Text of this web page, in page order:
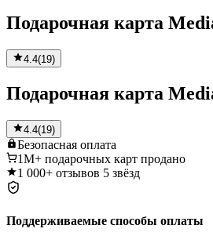
Подарочная карта
4.4(19)
Подарочная карта
4.4(19)
Безопасная оплата
1M+ подарочных карт продано
1 000+ отзывов 5 звёзд
Поддерживаемые способы оплаты